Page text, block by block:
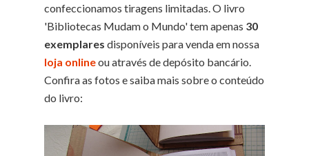
confeccionamos tiragens limitadas. O livro
'Bibliotecas Mudam o Mundo' tem apenas 30
exemplares disponíveis para venda em nossa
loja onlineou através de depósito bancário.
Confira as fotos e saiba mais sobre o conteúdo
do livro: